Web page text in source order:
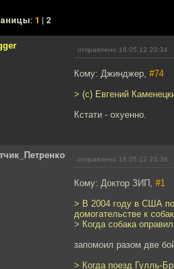
1 | 2
отправлено 18.05.12 23:34
Кому: Джинджер, #74
> (с) Евгений
Кстати - охуенно.
отправлено 18.05.12 23:38
Кому: Доктор ЗИП, #1
> В 2004 году в США
домогательстве к
> Когда собака
запомоил разом две
> Когда поезд Гулль-